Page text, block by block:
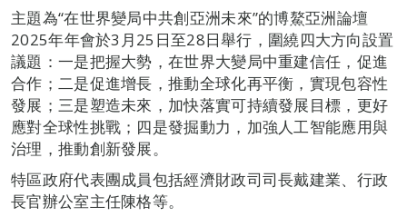
主題為“在世界變局中共創亞洲未來”的博鰲亞洲論壇
2025年年會於3月25日至28日舉行，圍繞四大方向設置
議題：一是把握大勢，在世界大變局中重建信任，促進
合作；二是促進增長，推動全球化再平衡，實現包容性
發展；三是塑造未來，加快落實可持續發展目標，更好
應對全球性挑戰；四是發掘動力，加強人工智能應用與
治理，推動創新發展。
特區政府代表團成員包括經濟財政司司長戴建業、行政
長官辦公室主任陳格等。